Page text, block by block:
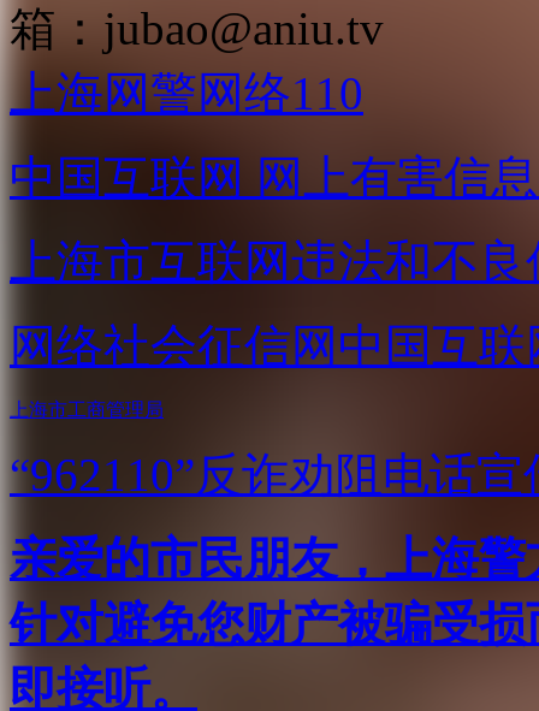
箱： jubao@aniu.tv
上海网警网络110
中国互联网 网上有害信
上海市互联网违法和不
网络社会征信网 中国互
上海市工商管理局
“962110”反诈劝阻电话宣
亲爱的市民朋友，上海
针对避免您财产被骗受
即接听。